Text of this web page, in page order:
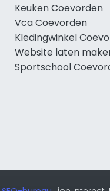
Keuken Coevorden
Vca Coevorden
Kledingwinkel
Website laten
Sportschool